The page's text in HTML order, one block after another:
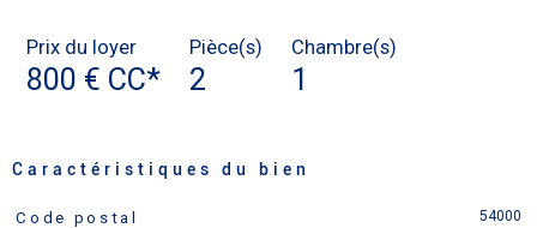
Prix du loyer
800 € CC*
Pièce(s)
2
Chambre(s)
1
Caractéristiques du bien
Caractéristiques
Code postal 54000